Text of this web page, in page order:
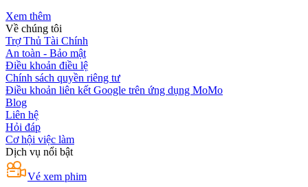
Xem thêm
Về chúng tôi
Trợ Thủ Tài Chính
An toàn - Bảo mật
Điều khoản điều lệ
Chính sách quyền riêng tư
Điều khoản liên kết Google trên ứng dụng MoMo
Blog
Liên hệ
Hỏi đáp
Cơ hội việc làm
Dịch vụ nổi bật
Vé xem phim